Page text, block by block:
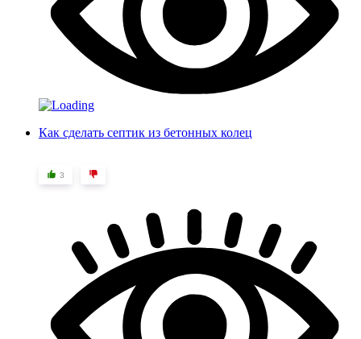
Как сделать септик из бетонных колец
3